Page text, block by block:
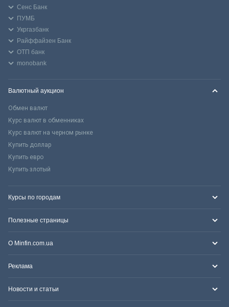
Сенс Банк
ПУМБ
Укргазбанк
Райффайзен Банк
ОТП банк
monobank
Валютный аукцион
Обмен валют
Курс валют в обменниках
Курс валют на черном рынке
Купить доллар
Купить евро
Купить злотый
Курсы по городам
Полезные страницы
О Minfin.com.ua
Реклама
Новости и статьи